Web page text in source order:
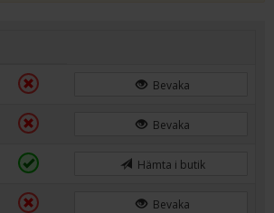
Bevaka
Bevaka
Hämta i butik
Bevaka